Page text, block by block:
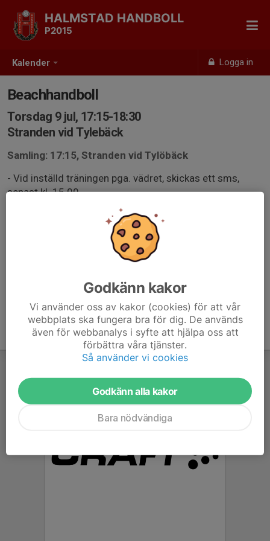
Kalender Logga in
HALMSTAD HANDBOLL
P2015
Beachhandboll
Torsdag 9 jul, 17:15-18:30
Stranden vid Tylebäck
Samling: 17:15, Stranden vid Tylöbäck
- Vid inställd träningen pga. vädret, skickas ett sms,
senast kl. 15.00.
Godkänn kakor
Vi använder oss av kakor (cookies) för att vår
webbplats ska fungera bra för dig. De används
även för webbanalys i syfte att hjälpa oss att
förbättra våra tjänster.
Så använder vi cookies
Godkänn alla kakor
Bara nödvändiga